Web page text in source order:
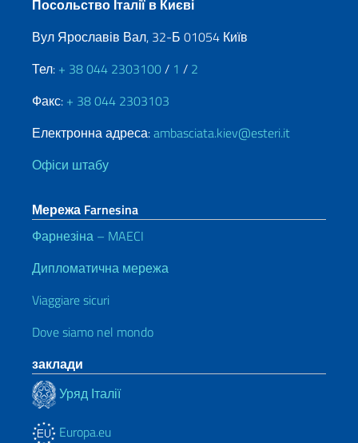
Посольство Італії в Києві
Вул Ярославів Вал, 32-Б 01054 Київ
Тел: + 38 044 2303100/ 1 / 2
Факс: + 38 044 2303103
Електронна адреса:ambasciata.kiev@esteri.it
Офіси штабу
Мережа Farnesina
Фарнезіна – MAECI
Дипломатична мережа
Viaggiare sicuri
Dove siamo nel mondo
заклади
Уряд Італії
Europa.eu